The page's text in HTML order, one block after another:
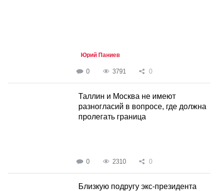
Юрий Паниев
0 3791 0
Таллин и Москва не имеют
разногласий в вопросе, где должна
пролегать граница
0 2310 0
Близкую подругу экс-президента